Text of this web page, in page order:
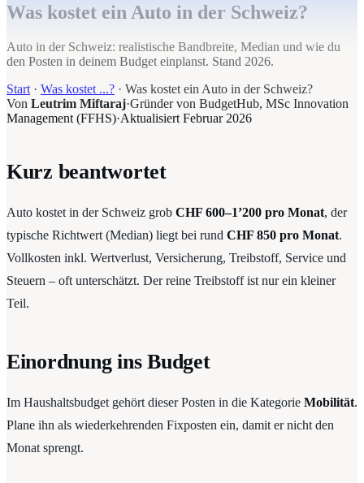
Was kostet ein Auto in der Schweiz?
Auto in der Schweiz: realistische Bandbreite, Median und wie du
den Posten in deinem Budget einplanst. Stand 2026.
Start · Was kostet ...? · Was kostet ein Auto in der Schweiz?
Von Leutrim Miftaraj·Gründer von BudgetHub, MSc Innovation
Management (FFHS)·Aktualisiert Februar 2026
Kurz beantwortet
Auto kostet in der Schweiz grob CHF 600–1’200 pro Monat, der
typische Richtwert (Median) liegt bei rund CHF 850 pro Monat.
Vollkosten inkl. Wertverlust, Versicherung, Treibstoff, Service und
Steuern – oft unterschätzt. Der reine Treibstoff ist nur ein kleiner
Teil.
Einordnung ins Budget
Im Haushaltsbudget gehört dieser Posten in die Kategorie Mobilität.
Plane ihn als wiederkehrenden Fixposten ein, damit er nicht den
Monat sprengt.